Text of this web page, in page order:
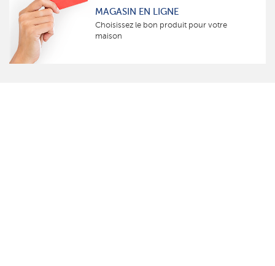
MAGASIN EN LIGNE
Choisissez le bon produit pour votre
maison